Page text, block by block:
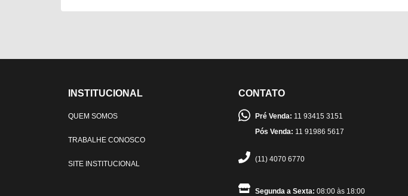
INSTITUCIONAL
QUEM SOMOS
TRABALHE CONOSCO
SITE INSTITUCIONAL
CONTATO
Pré Venda: 11 93415 3151
Pós Venda: 11 91986 5617
(11) 4070 6770
Segunda a Sexta: 08:00 às 18:00